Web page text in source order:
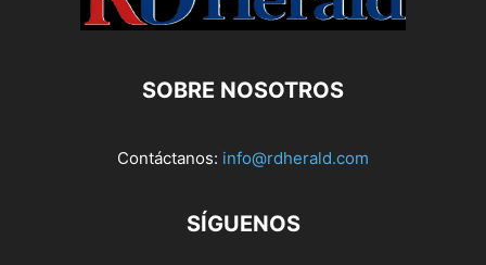
SOBRE NOSOTROS
Contáctanos: info@rdherald.com
SÍGUENOS